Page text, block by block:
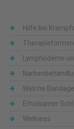
Hilfe bei
Lymphödeme
Welche
Erholsamer
Wellness